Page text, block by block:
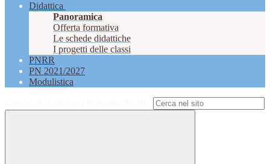
Didattica
Panoramica
Offerta formativa
Le schede didattiche
I progetti delle classi
PNRR
PN 2021/2027
Modulistica